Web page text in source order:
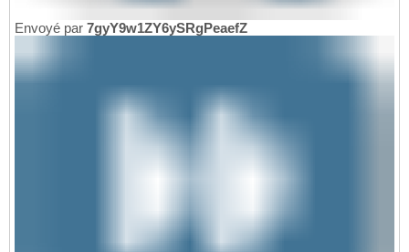
Envoyé par 7gyY9w1ZY6ySRgPeaefZ